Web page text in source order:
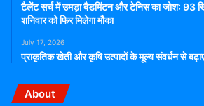
टैलेंट सर्च में उमड़ा बैडमिंटन और टेनिस का जोश: 93
शनिवार को फिर मिलेगा मौका
July 17, 2026
प्राकृतिक खेती और कृषि उत्पादों के मूल्य संवर्धन से
About